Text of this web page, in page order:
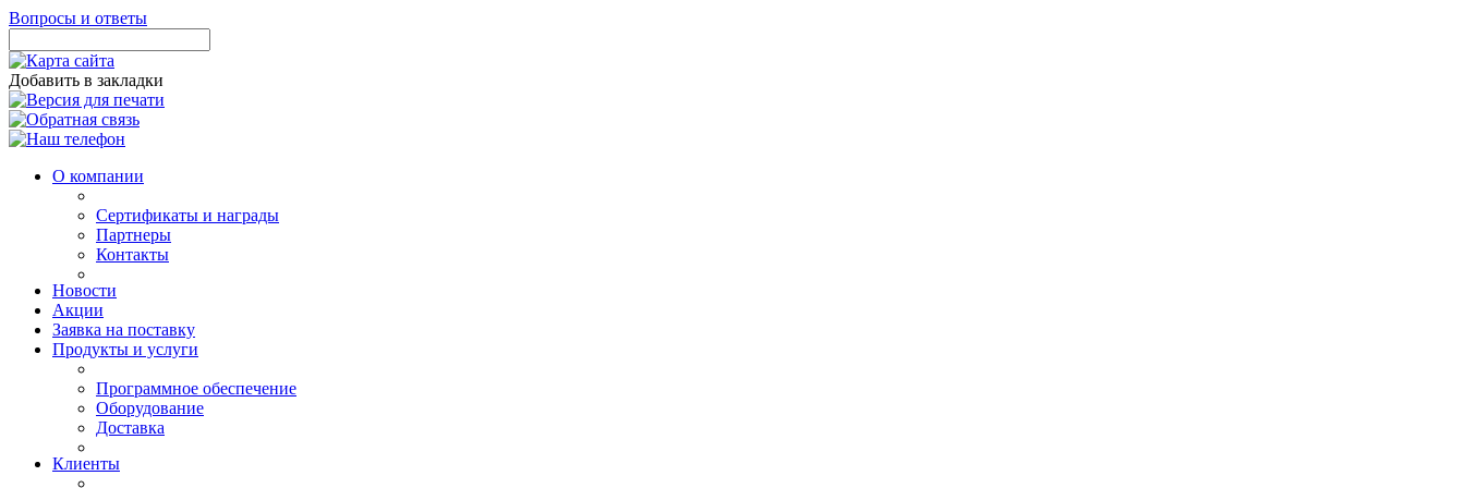
Вопросы и ответы
Добавить в закладки
О компании
Сертификаты и награды
Партнеры
Контакты
Новости
Акции
Заявка на поставку
Продукты и услуги
Программное обеспечение
Оборудование
Доставка
Клиенты